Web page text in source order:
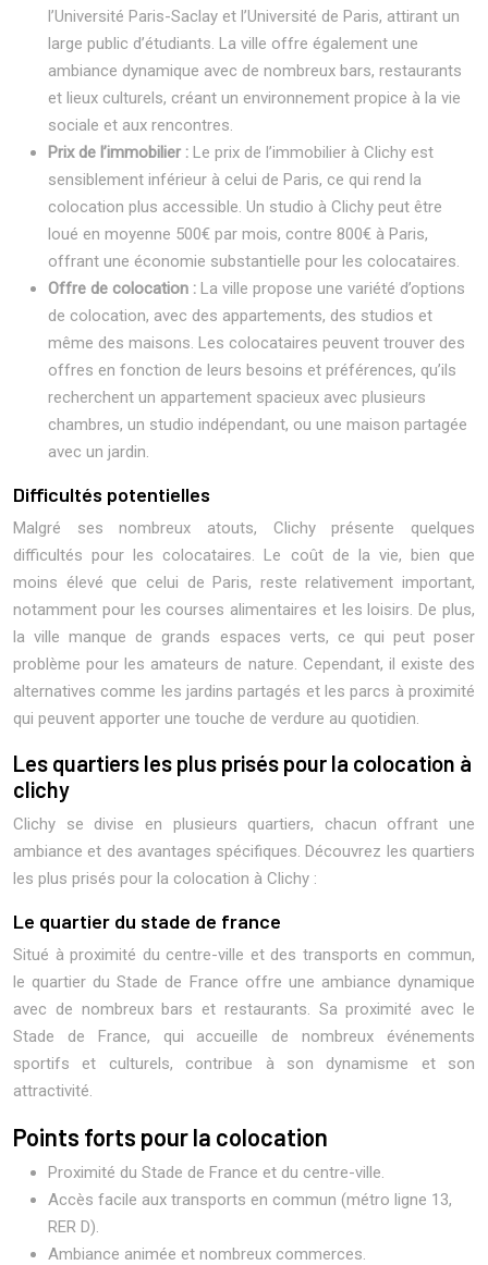
l’Université Paris-Saclay et l’Université de Paris, attirant un
large public d’étudiants. La ville offre également une
ambiance dynamique avec de nombreux bars, restaurants
et lieux culturels, créant un environnement propice à la vie
sociale et aux rencontres.
Prix de l’immobilier : Le prix de l’immobilier à Clichy est
sensiblement inférieur à celui de Paris, ce qui rend la
colocation plus accessible. Un studio à Clichy peut être
loué en moyenne 500€ par mois, contre 800€ à Paris,
offrant une économie substantielle pour les colocataires.
Offre de colocation : La ville propose une variété d’options
de colocation, avec des appartements, des studios et
même des maisons. Les colocataires peuvent trouver des
offres en fonction de leurs besoins et préférences, qu’ils
recherchent un appartement spacieux avec plusieurs
chambres, un studio indépendant, ou une maison partagée
avec un jardin.
Difficultés potentielles
Malgré ses nombreux atouts, Clichy présente quelques
difficultés pour les colocataires. Le coût de la vie, bien que
moins élevé que celui de Paris, reste relativement important,
notamment pour les courses alimentaires et les loisirs. De plus,
la ville manque de grands espaces verts, ce qui peut poser
problème pour les amateurs de nature. Cependant, il existe des
alternatives comme les jardins partagés et les parcs à proximité
qui peuvent apporter une touche de verdure au quotidien.
Les quartiers les plus prisés pour la colocation à
clichy
Clichy se divise en plusieurs quartiers, chacun offrant une
ambiance et des avantages spécifiques. Découvrez les quartiers
les plus prisés pour la colocation à Clichy :
Le quartier du stade de france
Situé à proximité du centre-ville et des transports en commun,
le quartier du Stade de France offre une ambiance dynamique
avec de nombreux bars et restaurants. Sa proximité avec le
Stade de France, qui accueille de nombreux événements
sportifs et culturels, contribue à son dynamisme et son
attractivité.
Points forts pour la colocation
Proximité du Stade de France et du centre-ville.
Accès facile aux transports en commun (métro ligne 13,
RER D).
Ambiance animée et nombreux commerces.